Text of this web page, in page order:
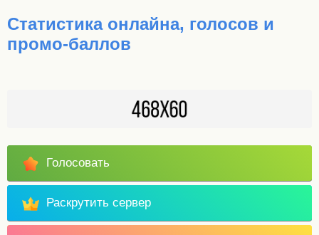
Статистика онлайна, голосов и
промо-баллов
Голосовать
Раскрутить сервер